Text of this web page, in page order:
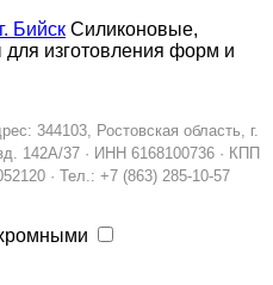
Бийск Силиконовые,
изготовления форм и
344103, Ростовская область, г.
142А/37 · ИНН 6168100736 · КПП
· Тел.: +7 (863) 285-10-57